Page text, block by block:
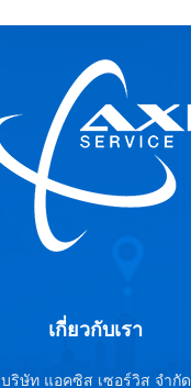
เกี่ยวกับเรา
บริษัท แอคซิส เซอร์วิส จำกัด